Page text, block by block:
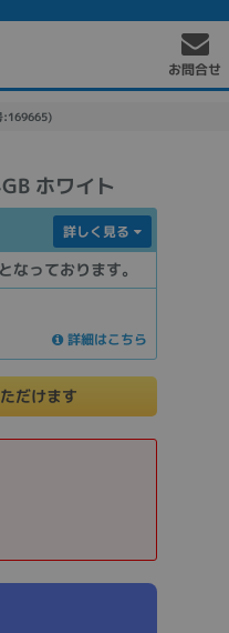
お問合せ
:169665)
ホワイト
っております。
詳しく見る
詳細はこちら
だけます
PC周辺機器